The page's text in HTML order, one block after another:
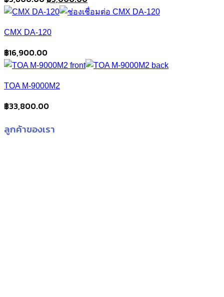
price
฿5,800.00.
price
CMX DA-120
฿16,900.00
TOA M-9000M2
฿33,800.00
ลูกค้าของเรา